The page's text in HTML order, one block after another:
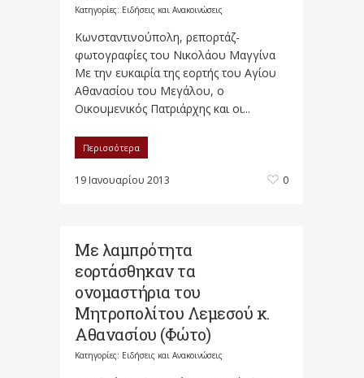
Κατηγορίες: Ειδήσεις και Ανακοινώσεις
Κωνσταντινούπολη, ρεπορτάζ-
φωτογραφίες του Νικολάου Μαγγίνα
Με την ευκαιρία της εορτής του Αγίου
Αθανασίου του Μεγάλου, ο
Οικουμενικός Πατριάρχης και οι...
Περισσότερα
19 Ιανουαρίου 2013 0
Με λαμπρότητα
εορτάσθηκαν τα
ονομαστήρια του
Μητροπολίτου Λεμεσού κ.
Αθανασίου (Φώτο)
Κατηγορίες: Ειδήσεις και Ανακοινώσεις